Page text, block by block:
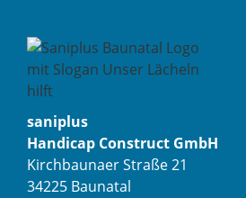
saniplus
Handicap Construct GmbH
Kirchbaunaer Straße 21
34225 Baunatal